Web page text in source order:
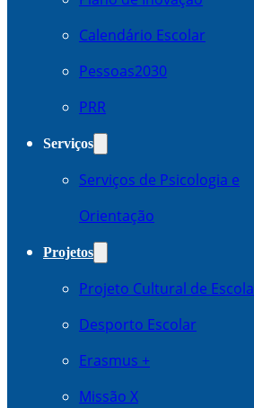
Calendário Escolar
Pessoas2030
PRR
Serviços
Serviços de Psicologia e
Orientação
Projetos
Projeto Cultural de Escola
Desporto Escolar
Erasmus +
Missão X